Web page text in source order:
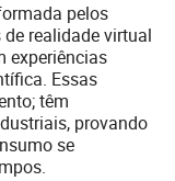
pelos
realidade virtual
experiências
Essas
têm
provando
se